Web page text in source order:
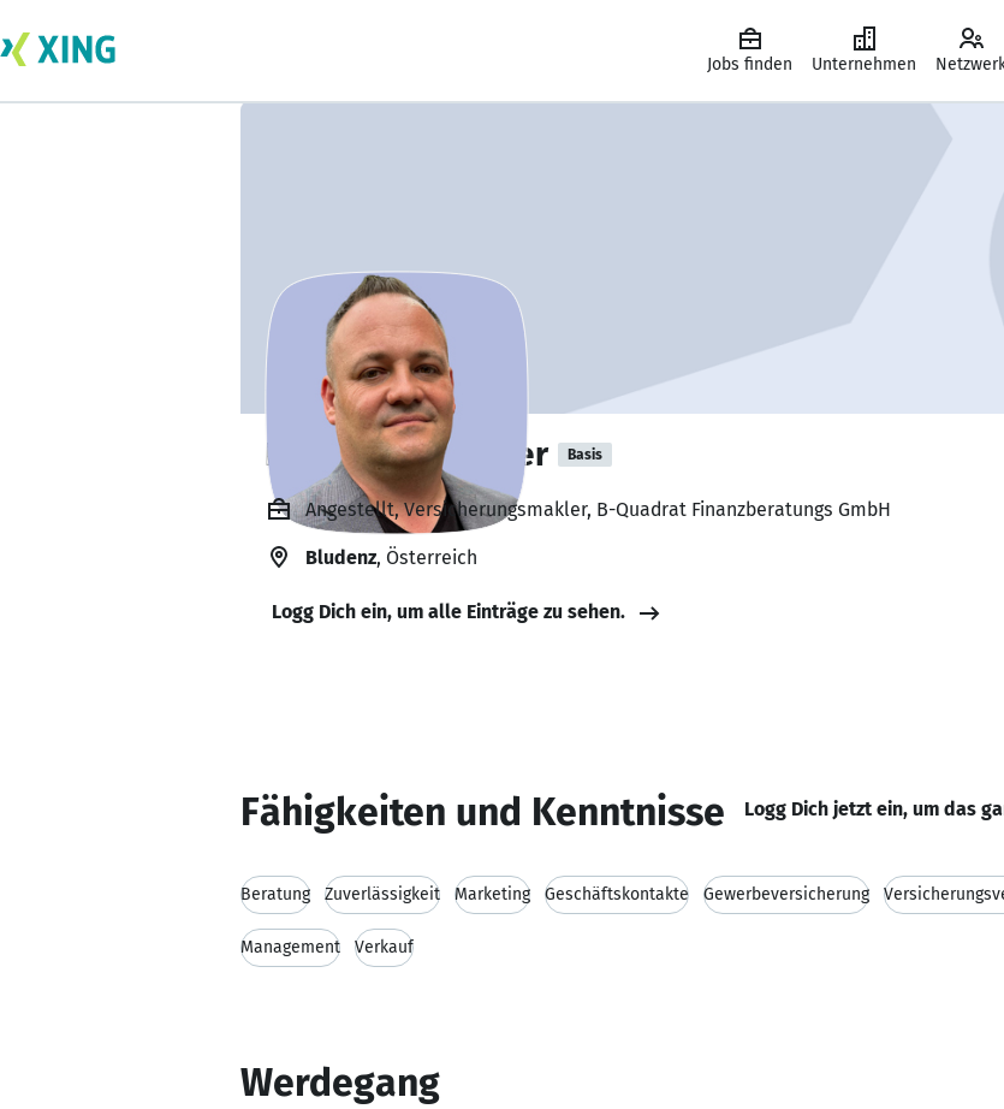
Jobs finden Unternehmen
Roman Tinkhauser Basis
Angestellt, Versicherungsmakler, B-Quadrat Finanzberatungs GmbH
Bludenz, Österreich
Logg Dich ein, um alle Einträge zu sehen.
Fähigkeiten und Kenntnisse Logg Dich jetzt ein, um das
Beratung Zuverlässigkeit Marketing Geschäftskontakte Gewerbeversicherung
Management Verkauf
Werdegang